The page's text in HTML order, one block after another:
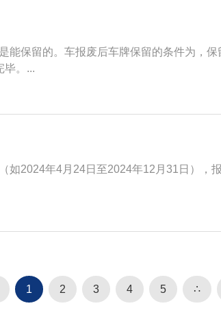
能保留的。车报废后车牌保留的条件为，
毕。...
如2024年4月24日至2024年12月31日），
1 2 3 4 5 ∴